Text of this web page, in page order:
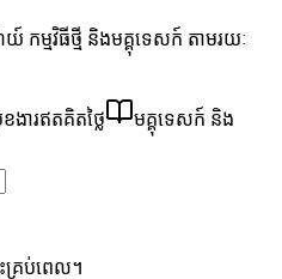
ម្មវិធីថ្មី និងមគ្គុទេសក៍ តាមរយៈ
ងារឥតគិតថ្លៃ
មគ្គុទេសក៍ និង
គ្រប់ពេល។